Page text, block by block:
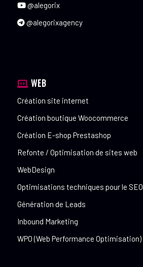
@alegorix
@alegorixagency
WEB
Création site internet
Création boutique Woocommerce
Création E-shop Prestashop
Refonte / Optimisation de sites web
WebDesign
Optimisations techniques pour le SEO
Génération de Leads
Inbound Marketing
WPO (Web Performance Optimisation)